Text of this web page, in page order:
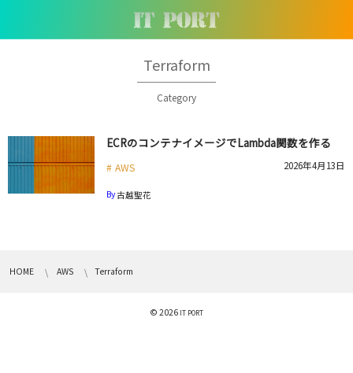
Terraform
Category
ECRのコンテナイメージでLambda関数を作る
AWS 2026年4月13日
By古越聖花
HOME AWS Terraform
© 2026 IT PORT